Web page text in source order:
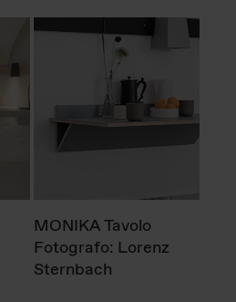
MONIKA Tavolo
Fotografo: Lorenz
Sternbach